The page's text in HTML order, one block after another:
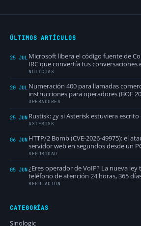
ÚLTIMOS ARTÍCULOS
25 JUL Microsoft libera el código fuente de
IRC que convertía tus conversaciones
NOTICIAS
20 JUL Numeración 400 para llamadas
instrucciones para operadores (BOE
OPERADORES
25 JUN Rustisk: ¿y si Asterisk estuviera escrito
ASTERISK
06 JUN HTTP/2 Bomb (CVE-2026-49975): el
servidor web en segundos desde un
SEGURIDAD
05 JUN¿Eres operador de VoIP? La nueva
teléfono de atención 24 horas, 365
REGULACIÓN
CATEGORÍAS
Sinologic